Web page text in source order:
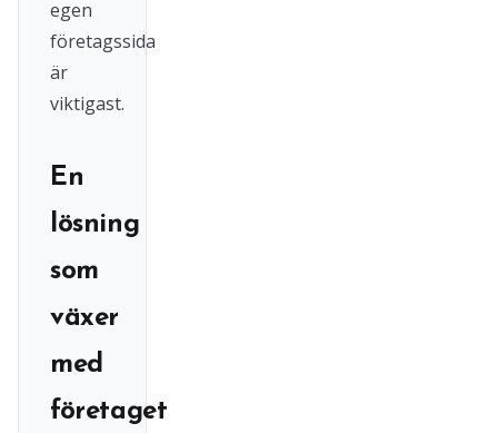
egen
företagssida
är
viktigast.
En
lösning
som
växer
med
företaget